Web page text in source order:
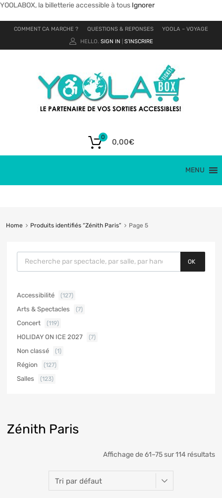
YOOLABOX, la billetterie accessible à tous Ignorer
COMMENT CA MARCHE ? QUESTIONS & REPONSES
YOOLA – VOYAGE
HELLO. SIGN IN S'INSCRIRE
0,00€
0
MENU
Home Produits identifiés “Zénith Paris” Page 5
Zénith Paris
Affichage de 61–75 sur 114 résultats
OK
Accessibilité (127)
Arts & Spectacles (7)
Concert (119)
HOLIDAY ON ICE 2027 (7)
Non classé (1)
Région (127)
Salles (123)